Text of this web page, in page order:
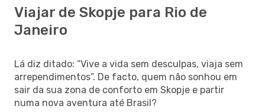
Viajar de Skopje para Rio de
Janeiro
Lá diz ditado: “Vive a vida sem desculpas, viaja sem
arrependimentos”. De facto, quem não sonhou em
sair da sua zona de conforto em Skopje e partir
numa nova aventura até Brasil?